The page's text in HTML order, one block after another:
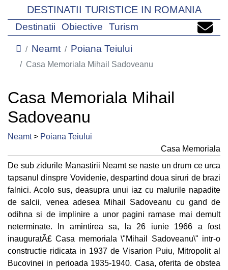
DESTINATII TURISTICE IN ROMANIA
Destinatii Obiective Turism
Neamt Poiana Teiului
Casa Memoriala Mihail Sadoveanu
Casa Memoriala Mihail
Sadoveanu
Neamt> Poiana Teiului
Casa Memoriala
De sub zidurile Manastirii Neamt se naste un drum ce urca
tapsanul dinspre Vovidenie, despartind doua siruri de brazi
falnici. Acolo sus, deasupra unui iaz cu malurile napadite
de salcii, venea adesea Mihail Sadoveanu cu gand de
odihna si de implinire a unor pagini ramase mai demult
neterminate. In amintirea sa, la 26 iunie 1966 a fost
inauguratÃ£ Casa memoriala \"Mihail Sadoveanu\" intr-o
constructie ridicata in 1937 de Visarion Puiu, Mitropolit al
Bucovinei in perioada 1935-1940. Casa, oferita de obstea